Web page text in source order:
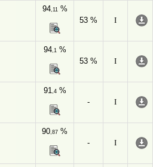
94,11%
53 %
I
94,1%
53 %
I
91,4%
-
I
90,87 %
-
I